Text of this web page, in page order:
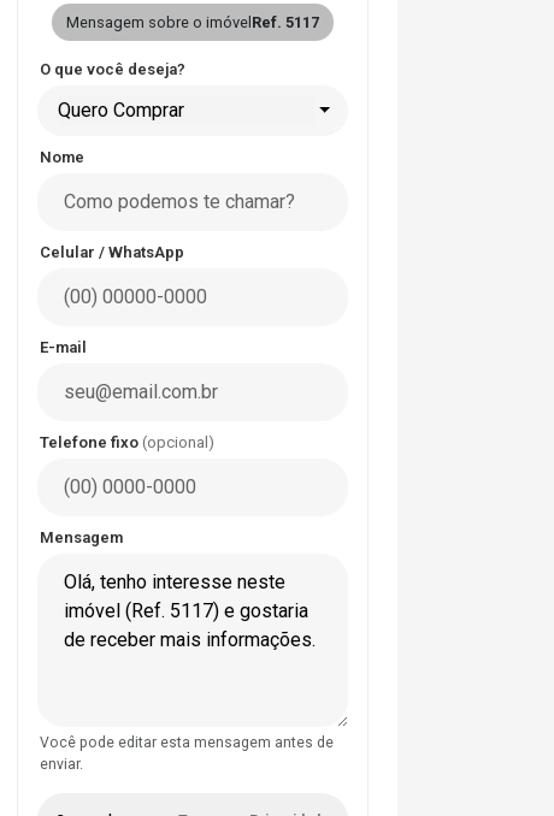
Mensagem sobre o imóvel Ref. 5117
O que você deseja?
Quero Comprar
Nome
Celular / WhatsApp
E-mail
Telefone fixo (opcional)
Mensagem
Você pode editar esta mensagem antes de
enviar.